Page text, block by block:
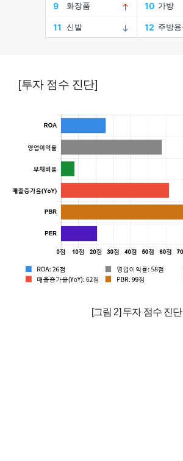
[투자 점수 진단]
[그림 2] 투자 점수 진단